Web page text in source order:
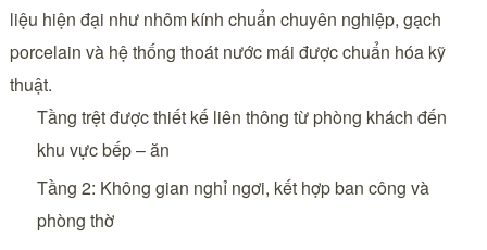
liệu hiện đại như nhôm kính chuẩn chuyên nghiệp, gạch
porcelain và hệ thống thoát nước mái được chuẩn hóa kỹ
thuật.
Tầng trệt được thiết kế liên thông từ phòng khách đến
khu vực bếp – ăn
Tầng 2: Không gian nghỉ ngơi, kết hợp ban công và
phòng thờ